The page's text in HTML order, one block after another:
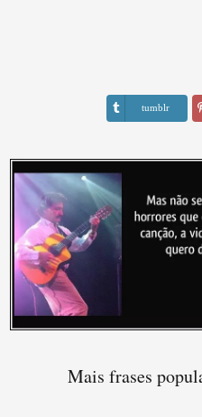
tumblr
Mais frases